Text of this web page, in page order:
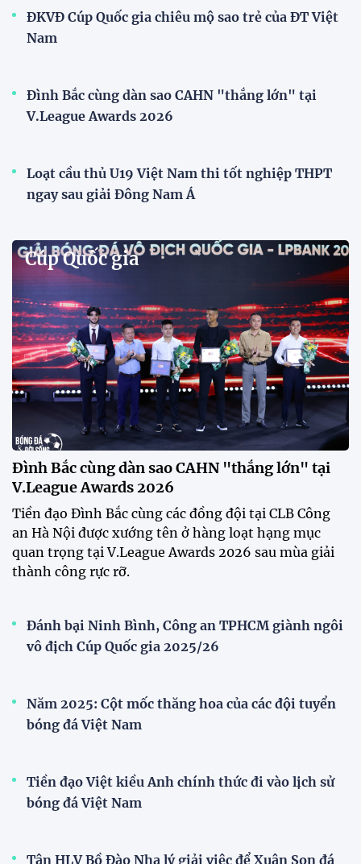
Đội tuyển nữ Việt Nam
tập để theo dõi sao nhập tịch tuyển Việt Nam
Buổi tập của tuyển Việt Nam chiều nay (29/7) bất
ngờ thu hút sự chú ý của truyền thông Singapore
khi một phóng viên có mặt tại sân để trực tiếp theo
dõi màn thể hiện của các ngôi sao nhập tịch.
Đình Bắc cùng dàn sao CAHN "thắng lớn" tại
V.League Awards 2026
Festival bóng đá nữ trẻ 2026 lan tỏa đam mê tại
Đồng Tháp
Bóng đá Việt Nam nhận giải thưởng đặc biệt từ
AFC
Bóng đá nữ Việt Nam đón cú hích lớn trước mùa
giải 2026
Đội tuyển trẻ